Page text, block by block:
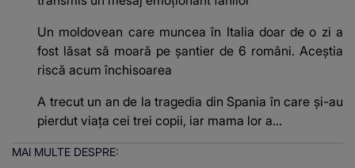
Un moldovean care muncea în Italia doar de o zi a
fost lăsat să moară pe şantier de 6 români. Aceștia
riscă acum închisoarea
A trecut un an de la tragedia din Spania în care și-au
pierdut viața cei trei copii, iar mama lor a…
MAI MULTE DESPRE: